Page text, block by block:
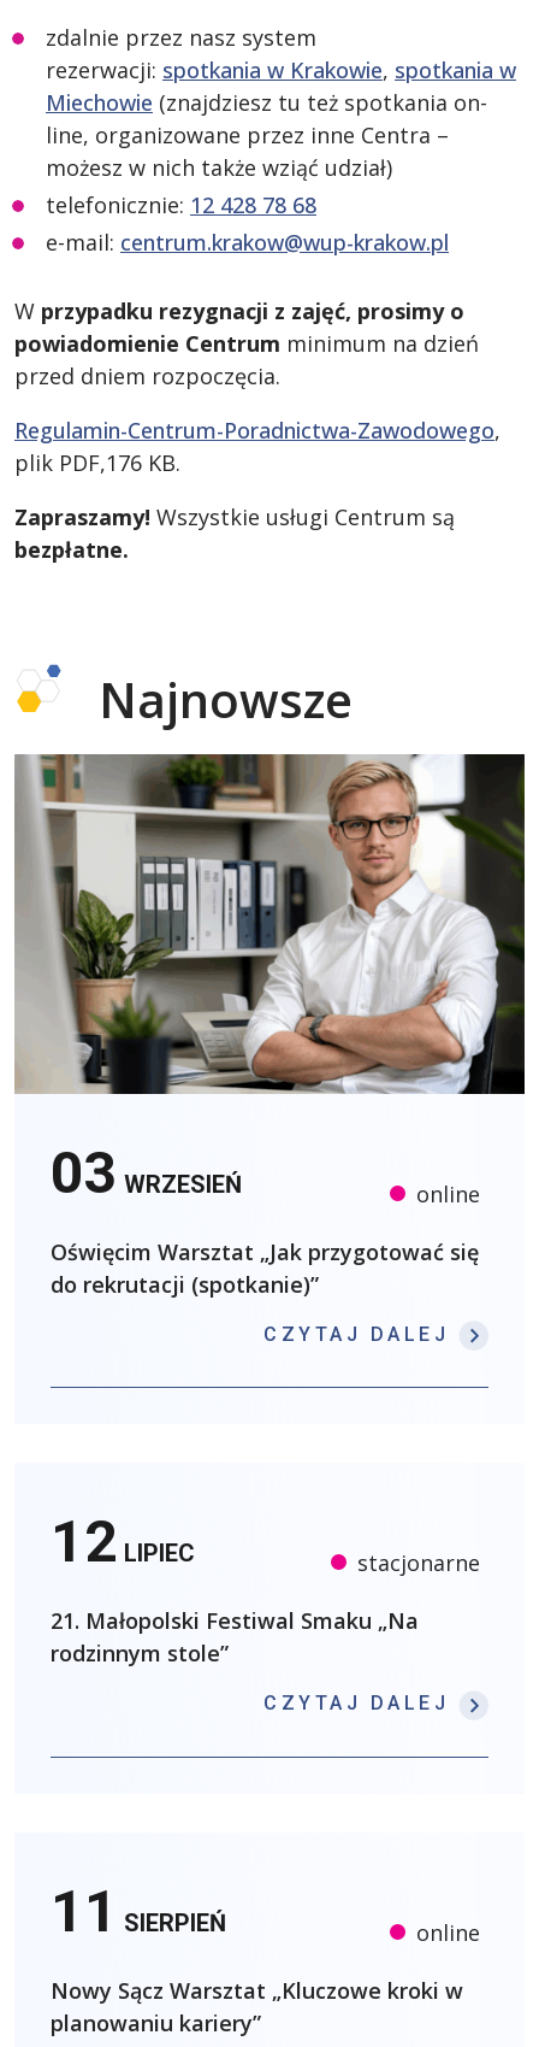
zdalnie przez nasz system
rezerwacji: spotkania w Krakowie, spotkania w
Miechowie (znajdziesz tu też spotkania on-
line, organizowane przez inne Centra –
możesz w nich także wziąć udział)
telefonicznie: 12 428 78 68
e-mail: centrum.krakow@wup-krakow.pl
W przypadku rezygnacji z zajęć, prosimy o
powiadomienie Centrum minimum na dzień
przed dniem rozpoczęcia.
Regulamin-Centrum-Poradnictwa-Zawodowego,
plik PDF,176 KB.
Zapraszamy! Wszystkie usługi Centrum są
bezpłatne.
Najnowsze
03 WRZESIEŃ
online
Oświęcim Warsztat „Jak przygotować się
do rekrutacji (spotkanie)”
CZYTAJ DALEJ :
12 LIPIEC
stacjonarne
21. Małopolski Festiwal Smaku „Na
rodzinnym stole”
CZYTAJ DALEJ : 21.
11 SIERPIEŃ
online
Nowy Sącz Warsztat „Kluczowe kroki w
planowaniu kariery”